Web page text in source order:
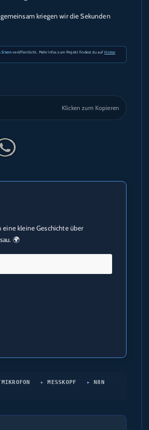
kriegen wir die Sekunden
Stern veröffentlicht. Mehr Infos zum Projekt findest du aufHinter
Klicken zum Kopieren
eine kleine Geschichte über
🌍
MESSKOPF
N8N